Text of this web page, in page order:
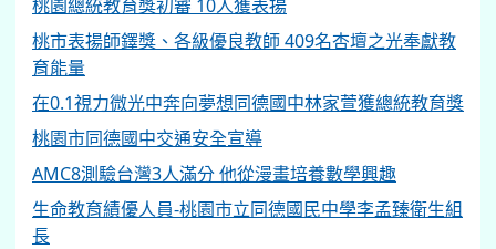
桃園總統教育獎初審 10人獲表揚
桃市表揚師鐸獎、各級優良教師 409名杏壇之光奉獻教
育能量
在0.1視力微光中奔向夢想同德國中林家萱獲總統教育獎
桃園市同德國中交通安全宣導
AMC8測驗台灣3人滿分 他從漫畫培養數學興趣
生命教育績優人員-桃園市立同德國民中學李孟臻衛生組
長